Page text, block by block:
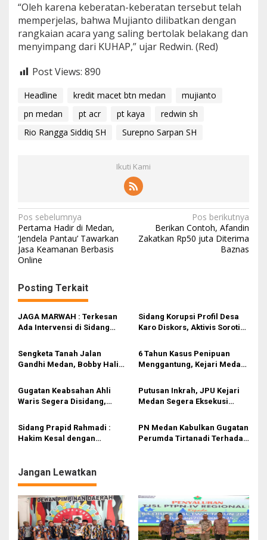
“Oleh karena keberatan-keberatan tersebut telah
memperjelas, bahwa Mujianto dilibatkan dengan
rangkaian acara yang saling bertolak belakang dan
menyimpang dari KUHAP,” ujar Redwin. (Red)
Post Views: 890
Headline kredit macet btn medan
mujianto
pn medan
pt acr pt kaya
redwin sh
Rio Rangga Siddiq SH
Surepno Sarpan SH
Ikuti Kami
N
a
v
g
a
s
p
o
s
Pos sebelumnya
Pertama Hadir di Medan,
‘Jendela Pantau’ Tawarkan
Jasa Keamanan Berbasis
Online
Pos berikutnya
Berikan Contoh, Afandin
Zakatkan Rp50 juta Diterima
Baznas
Posting Terkait
JAGA MARWAH : Terkesan
Ada Intervensi di Sidang
Desa Karo
Sidang Korupsi Profil Desa
Karo Diskors, Aktivis Soroti
PN Medan
Sengketa Tanah Jalan
Gandhi Medan, Bobby Halim
Pernah Dilibatkan?
6 Tahun Kasus Penipuan
Menggantung, Kejari Medan:
Medan Tak Lengkap
Gugatan Keabsahan Ahli
Waris Segera Disidang,
Eksekusi ke-4 Dibatalkan
Putusan Inkrah, JPU Kejari
Medan Segera Eksekusi
Simarmata
Sidang Prapid Rahmadi :
Hakim Kesal dengan
kepada Ahli
PN Medan Kabulkan Gugatan
Perumda Tirtanadi Terhadap
Jangan Lewatkan